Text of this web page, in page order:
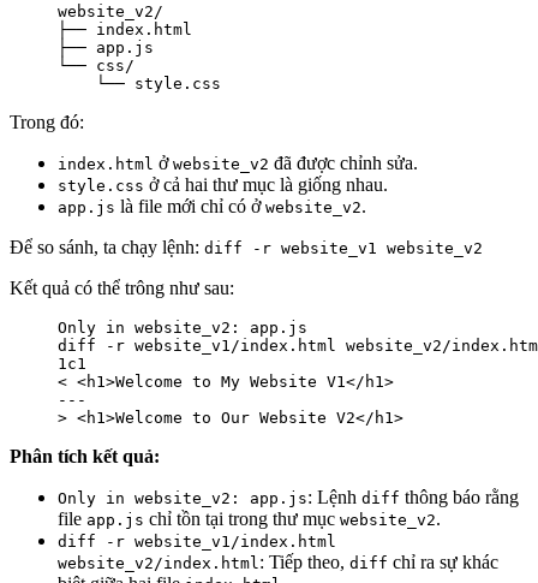
website_v2/
├── index.html
├── app.js
└── css/
    └── style.css
Trong đó:
index.html ở website_v2 đã được chỉnh sửa.
style.css ở cả hai thư mục là giống nhau.
app.js là file mới chỉ có ở website_v2.
Để so sánh, ta chạy lệnh: diff -r website_v1 website_v2
Kết quả có thể trông như sau:
Only in website_v2: app.js
diff -r website_v1/index.html website_v2/
1c1
< <h1>Welcome to My Website V1</h1>
---
> <h1>Welcome to Our Website V2</h1>
Phân tích kết quả:
Only in website_v2: app.js: Lệnh diff thông báo rằng
file app.js chỉ tồn tại trong thư mục website_v2.
diff -r website_v1/index.html
website_v2/index.html : Tiếp theo, diff chỉ ra sự khác